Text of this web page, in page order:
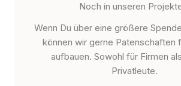
Noch in unseren
Wenn Du über eine größere
können wir gerne Patenschaften
aufbauen. Sowohl für Firmen
Privatleute.